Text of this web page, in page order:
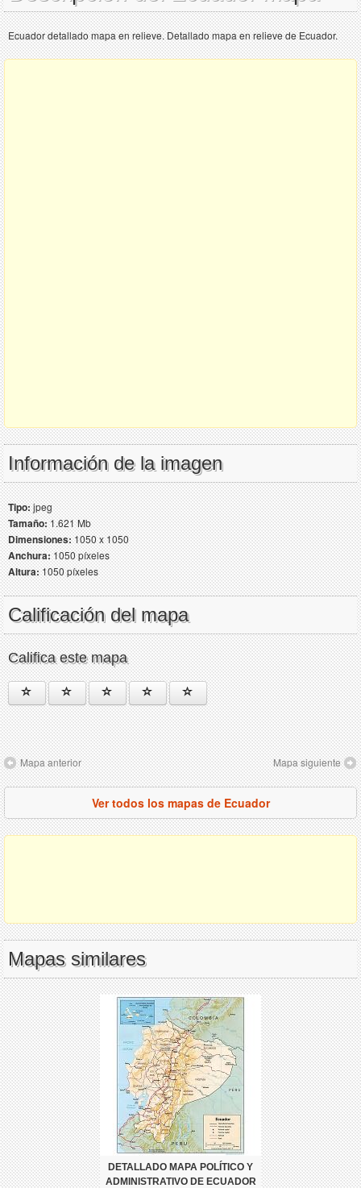
Ecuador detallado mapa en relieve. Detallado mapa en relieve de Ecuador.
Información de la imagen
Tipo:jpeg
Tamaño:1.621 Mb
Dimensiones:1050 x 1050
Anchura:1050 píxeles
Altura:1050 píxeles
Calificación del mapa
Califica este mapa
Mapa anterior Mapa siguiente
Ver todos los mapas de Ecuador
Mapas similares
DETALLADO MAPA POLÍTICO Y
ADMINISTRATIVO DE ECUADOR